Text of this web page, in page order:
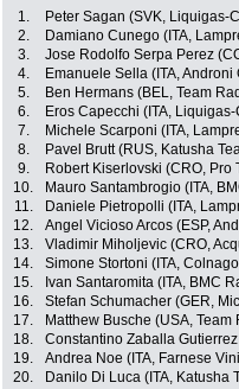
1. Peter Sagan (SVK, Liquigas-
2.
Damiano Cunego (ITA,
3.
Jose Rodolfo Serpa Perez
4.
Emanuele Sella (ITA, Androni
5.
Ben Hermans (BEL, Team
6.
Eros Capecchi (ITA,
7.
Michele Scarponi (ITA,
8.
Pavel Brutt (RUS, Katusha
9.
Robert Kiserlovski (CRO, Pro
10.
Mauro Santambrogio (ITA,
11.
Daniele Pietropolli (ITA,
12.
Angel Vicioso Arcos (ESP,
13.
Vladimir Miholjevic (CRO,
14.
Simone Stortoni (ITA,
15.
Ivan Santaromita (ITA, BMC
16.
Stefan Schumacher (GER,
17.
Matthew Busche (USA, Team
18.
Constantino Zaballa
19.
Andrea Noe (ITA, Farnese
20.
Danilo Di Luca (ITA, Katusha